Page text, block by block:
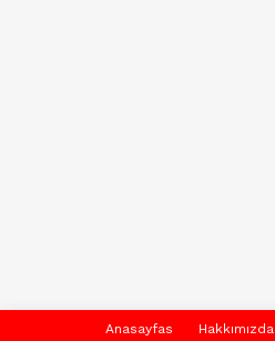
Anasayfas Hakkımızda